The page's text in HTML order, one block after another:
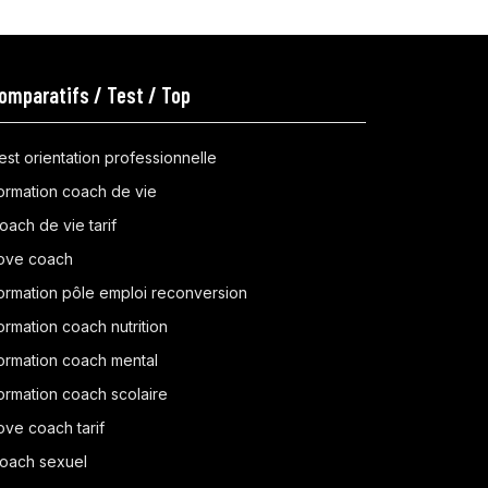
/ Test / Top
orientation professionnelle
coach de vie
de vie tarif
coach
pôle emploi reconversion
coach nutrition
coach mental
coach scolaire
coach tarif
sexuel